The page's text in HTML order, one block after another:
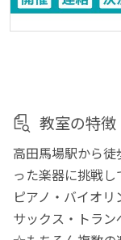
教室の特徴
高田馬場駅から
った楽器に挑戦し
ピアノ・バイオ
サックス・トラ